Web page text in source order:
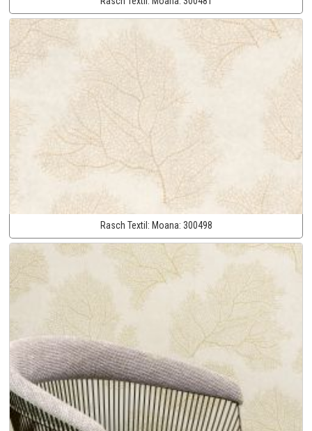
Rasch Textil: Moana: 300498